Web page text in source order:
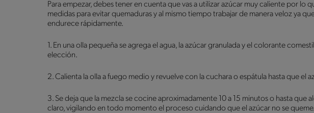
Para empezar, debes tener en cuenta que vas a utilizar azúcar muy caliente por lo
medidas para evitar quemaduras y al mismo tiempo trabajar de manera veloz ya
endurece rápidamente.
1. En una olla pequeña se agrega el agua, la azúcar granulada y el colorante
elección.
2. Calienta la olla a fuego medio y revuelve con la cuchara o espátula hasta que el
3. Se deja que la mezcla se cocine aproximadamente 10 a 15 minutos o hasta que
claro, vigilando en todo momento el proceso cuidando que el azúcar no se queme.